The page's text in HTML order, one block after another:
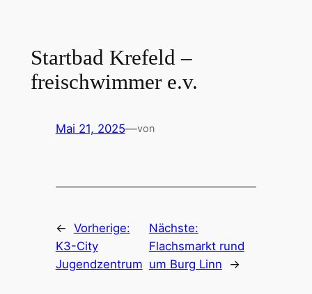
springenStartbad Krefeld –
freischwimmer e.v.
Mai 21, 2025—von
← Vorherige:
K3-City
Jugendzentrum
Nächste:
Flachsmarkt rund
um Burg Linn
→